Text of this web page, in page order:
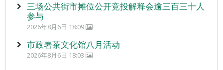
三场公共街市摊位公开竞投解释会逾三百三十人
参与
2026年8月6日 18:09
市政署茶文化馆八月活动
2026年8月6日 18:03